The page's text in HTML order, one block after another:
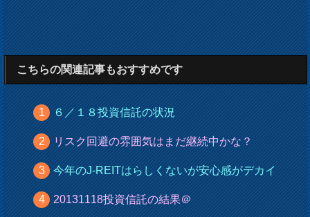
こちらの関連記事もおすすめです
６／１８投資信託の状況
リスク回避の雰囲気はまだ継続中かな？
今年のJ-REITはらしくないが安心感がデカイ
20131118投資信託の結果＠